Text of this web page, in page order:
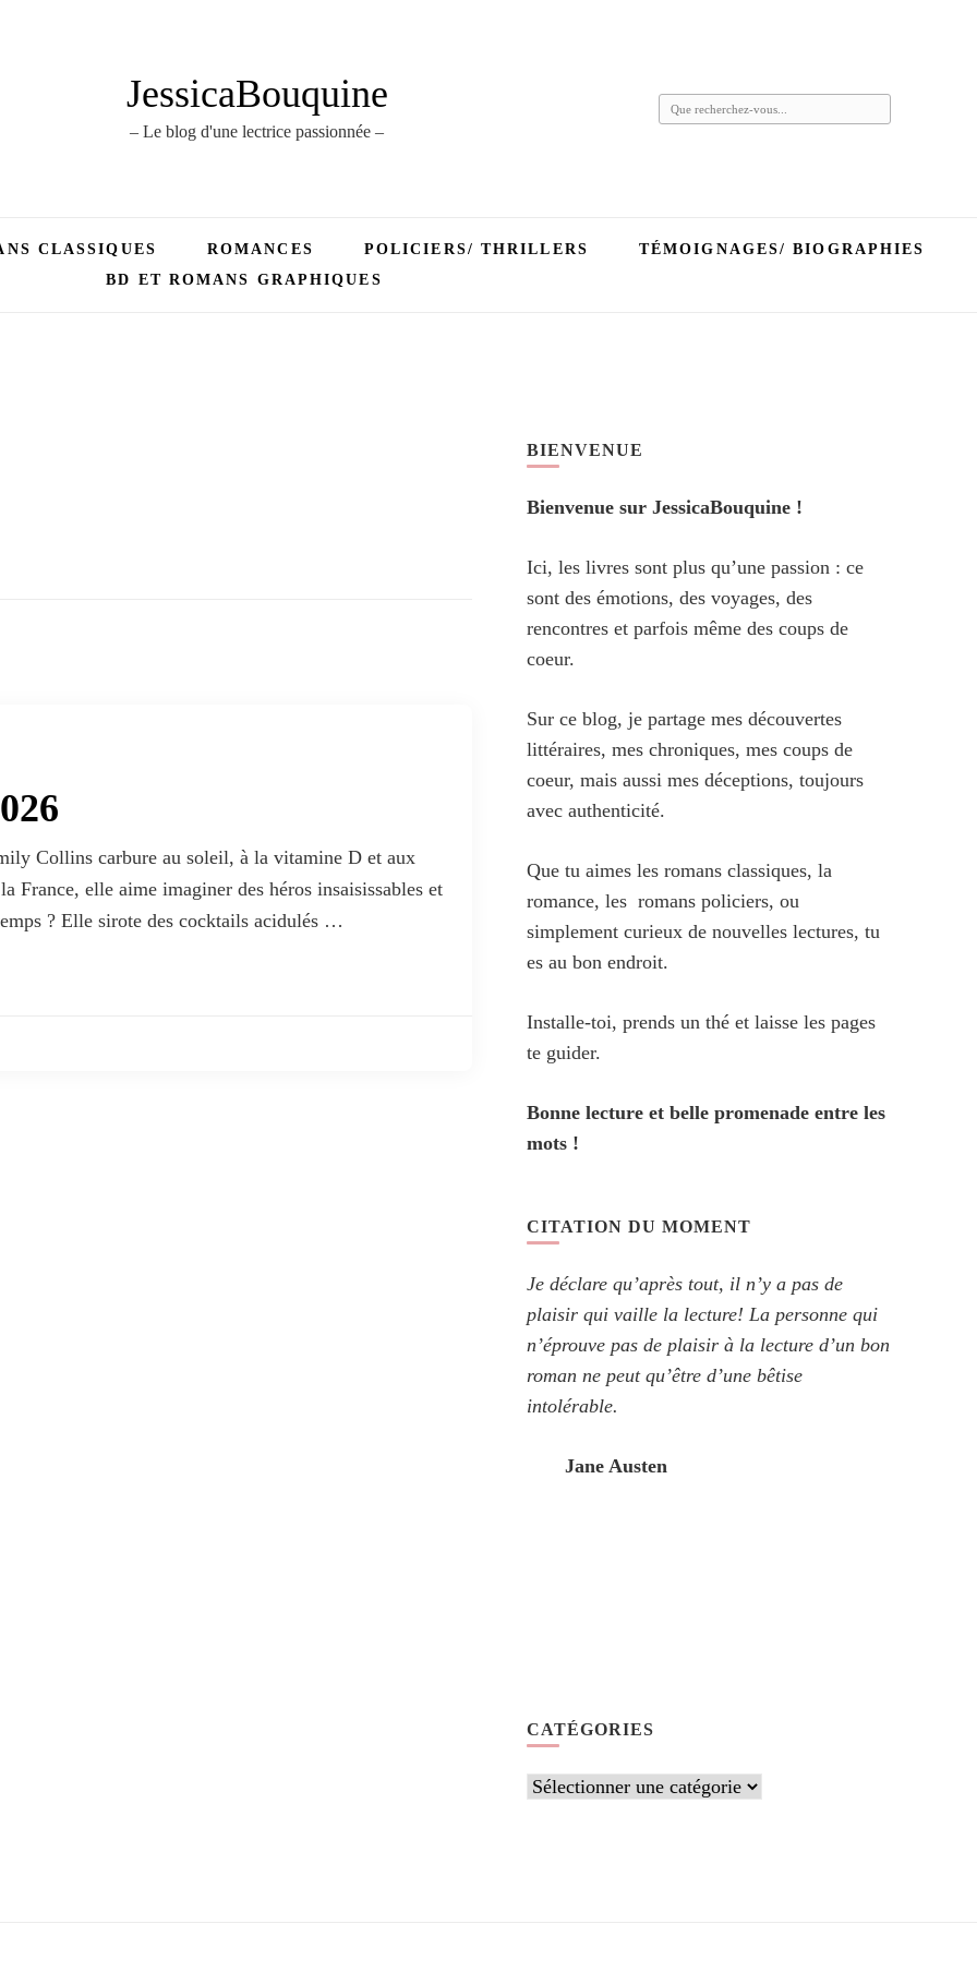
JessicaBouquine
– Le blog d'une lectrice passionnée –
Vous
CLASSIQUES ROMANCES POLICIERS/ THRILLERS
TÉMOIGNAGES/ BIOGRAPHIES
BD ET ROMANS GRAPHIQUES
Collins carbure au soleil, à la vitamine D et aux
France, elle aime imaginer des héros insaisissables et
? Elle sirote des cocktails acidulés …
BIENVENUE
Bienvenue sur JessicaBouquine !
Ici, les livres sont plus qu’une passion : ce
sont des émotions, des voyages, des
rencontres et parfois même des coups de
coeur.
Sur ce blog, je partage mes découvertes
littéraires, mes chroniques, mes coups de
coeur, mais aussi mes déceptions, toujours
avec authenticité.
Que tu aimes les romans classiques, la
romance, les romans policiers, ou
simplement curieux de nouvelles lectures, tu
es au bon endroit.
Installe-toi, prends un thé et laisse les pages
te guider.
Bonne lecture et belle promenade entre les
mots !
CITATION DU MOMENT
Je déclare qu’après tout, il n’y a pas de
plaisir qui vaille la lecture! La personne qui
n’éprouve pas de plaisir à la lecture d’un bon
roman ne peut qu’être d’une bêtise
intolérable.
Jane Austen
CATÉGORIES
Catégories